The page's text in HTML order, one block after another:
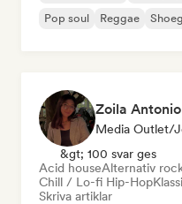
Pop soul
Reggae
Zoila Antonio
Media Outlet/
&gt; 100 svar ges
Acid houseAlternativ
Chill / Lo-fi Hip-Hop
Skriva artiklar